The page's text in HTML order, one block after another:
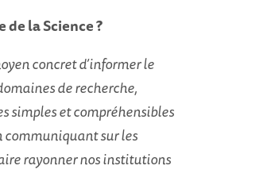
la Science ?
concret d’informer le
de recherche,
simples et compréhensibles
sur les
rayonner nos institutions